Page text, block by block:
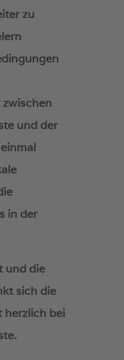
zu
und der
in der
und die
sich die
herzlich bei